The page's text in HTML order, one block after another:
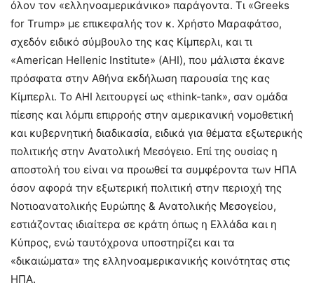
όλον τον «ελληνοαμερικάνικο» παράγοντα. Τι «Greeks
for Trump» με επικεφαλής τον κ. Χρήστο Μαραφάτσο,
σχεδόν ειδικό σύμβουλο της κας Κίμπερλι, και τι
«American Hellenic Institute» (ΑΗΙ), που μάλιστα έκανε
πρόσφατα στην Αθήνα εκδήλωση παρουσία της κας
Κίμπερλι. Το ΑΗΙ λειτουργεί ως «think-tank», σαν ομάδα
πίεσης και λόμπι επιρροής στην αμερικανική νομοθετική
και κυβερνητική διαδικασία, ειδικά για θέματα εξωτερικής
πολιτικής στην Ανατολική Μεσόγειο. Επί της ουσίας η
αποστολή του είναι να προωθεί τα συμφέροντα των ΗΠΑ
όσον αφορά την εξωτερική πολιτική στην περιοχή της
Νοτιοανατολικής Ευρώπης & Ανατολικής Μεσογείου,
εστιάζοντας ιδιαίτερα σε κράτη όπως η Ελλάδα και η
Κύπρος, ενώ ταυτόχρονα υποστηρίζει και τα
«δικαιώματα» της ελληνοαμερικανικής κοινότητας στις
ΗΠΑ.